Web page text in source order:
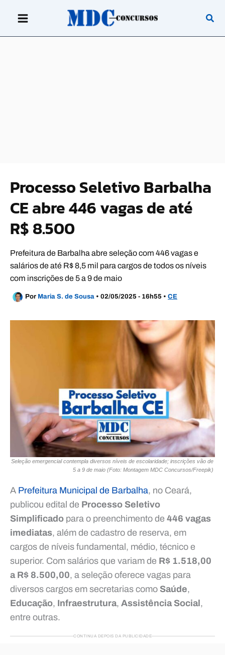
Processo Seletivo Barbalha
CE abre 446 vagas de até
R$ 8.500
Prefeitura de Barbalha abre seleção com 446 vagas e
salários de até R$ 8,5 mil para cargos de todos os níveis
com inscrições de 5 a 9 de maio
Por Maria S. de Sousa • 02/05/2025 - 16h55 • CE
Seleção emergencial contempla diversos níveis de escolaridade; inscrições vão de
5 a 9 de maio (Foto: Montagem MDC Concursos/Freepik)
A Prefeitura Municipal de Barbalha, no Ceará,
publicou edital de Processo Seletivo
Simplificado para o preenchimento de 446 vagas
imediatas, além de cadastro de reserva, em
cargos de níveis fundamental, médio, técnico e
superior. Com salários que variam de R$ 1.518,00
a R$ 8.500,00, a seleção oferece vagas para
diversos cargos em secretarias como Saúde,
Educação, Infraestrutura, Assistência Social,
entre outras.
CONTINUA DEPOIS DA PUBLICIDADE